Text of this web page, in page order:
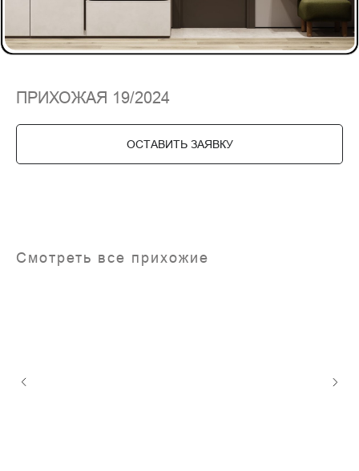
ПРИХОЖАЯ 19/2024
ОСТАВИТЬ ЗАЯВКУ
Смотреть все прихожие